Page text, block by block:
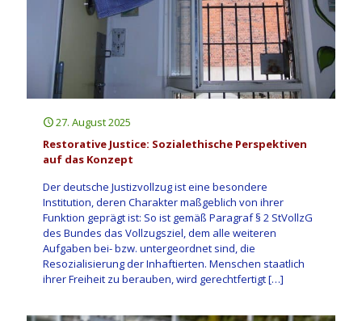
27. August 2025
Restorative Justice: Sozialethische Perspektiven
auf das Konzept
Der deutsche Justizvollzug ist eine besondere
Institution, deren Charakter maßgeblich von ihrer
Funktion geprägt ist: So ist gemäß Paragraf § 2 StVollzG
des Bundes das Vollzugsziel, dem alle weiteren
Aufgaben bei- bzw. untergeordnet sind, die
Resozialisierung der Inhaftierten. Menschen staatlich
ihrer Freiheit zu berauben, wird gerechtfertigt[…]